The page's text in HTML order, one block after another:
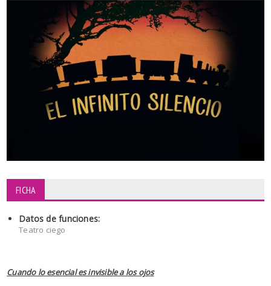
FICHA
Datos de funciones:
Teatro ciego
Cuando lo esencial es invisible a los ojos